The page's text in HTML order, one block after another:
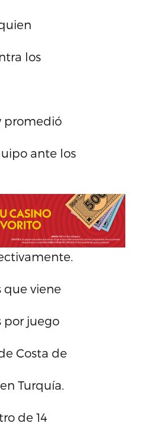
los
promedió
ante los
que viene
por juego
Costa de
Turquía.
de 14